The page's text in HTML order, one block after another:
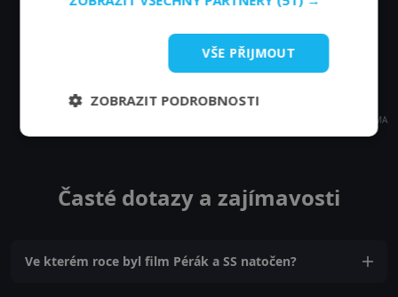
REKLAMA
Časté dotazy a zajímavosti
Ve kterém roce byl film Pérák a SS natočen?
VŠE PŘIJMOUT
ZOBRAZIT PODROBNOSTI